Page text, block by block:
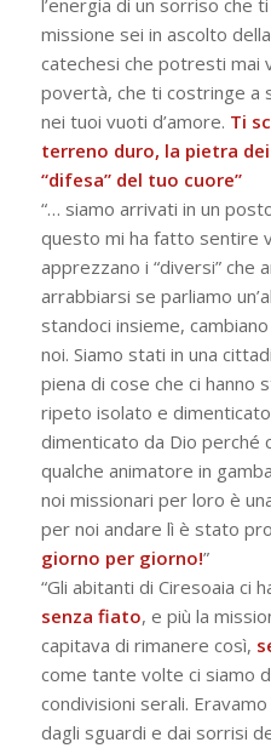
l’energia di un sorriso che
missione sei in ascolto
catechesi che potresti mai
povertà, che ti costringe a
nei tuoi vuoti d’amore. Ti
terreno duro, la pietra
“difesa” del tuo cuore”
“… siamo arrivati in un
questo mi ha fatto sentire
apprezzano i “diversi” che
arrabbiarsi se parliamo
standoci insieme,
noi. Siamo stati in una
piena di cose che ci
ripeto isolato e
dimenticato da Dio perché
qualche animatore in
noi missionari per loro è
per noi andare lì è stato
giorno per giorno!”
“Gli abitanti di Ciresoaia ci
senza fiato, e più la
capitava di rimanere così,
come tante volte ci siamo
condivisioni serali.
dagli sguardi e dai sorrisi